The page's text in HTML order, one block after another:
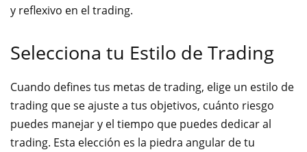
y reflexivo en el trading.
Selecciona tu Estilo de Trading
Cuando defines tus metas de trading, elige un estilo de
trading que se ajuste a tus objetivos, cuánto riesgo
puedes manejar y el tiempo que puedes dedicar al
trading. Esta elección es la piedra angular de tu